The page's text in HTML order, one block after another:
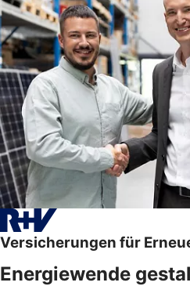
Versicherungen für
Energiewende